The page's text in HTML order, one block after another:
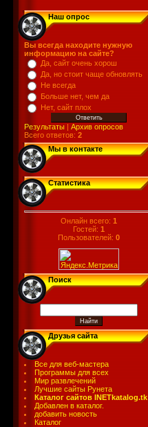
Наш опрос
Вы всегда находите нужную
информацию на сайте?
Да, сайт очень хорош
Да, но стоит чаще обновлять
Не всегда
Больше нет, чем да
Нет, сайт плох
Результаты | Архив опросов
Всего ответов: 2
Мы в контакте
Статистика
Онлайн всего: 1
Гостей: 1
Пользователей: 0
Поиск
Друзья сайта
Все для веб-мастера
Программы для всех
Мир развлечений
Лучшие сайты Рунета
Каталог сайтов INETkatalog.tk
Добавлен в каталог.
добавить новость
Каталог